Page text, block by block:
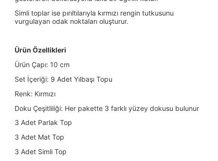
Simli toplar ise pırıltılarıyla kırmızı rengin tutkusunu
vurgulayan odak noktaları oluşturur.
Ürün Özellikleri
Ürün Çapı: 10 cm
Set İçeriği: 9 Adet Yılbaşı Topu
Renk: Kırmızı
Doku Çeşitliliği: Her pakette 3 farklı yüzey dokusu bulunur
3 Adet Parlak Top
3 Adet Mat Top
3 Adet Simli Top